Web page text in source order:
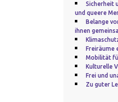
Sicherheit
und queere
Belange
ihnen
Freiräume
Mobilität
Kulturelle
Frei und
Zu guter